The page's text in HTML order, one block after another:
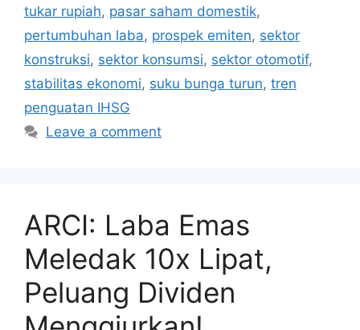
tukar rupiah, pasar saham domestik,
pertumbuhan laba, prospek emiten, sektor
konstruksi, sektor konsumsi, sektor otomotif,
stabilitas ekonomi, suku bunga turun, tren
penguatan IHSG
Leave a comment
ARCI: Laba Emas
Meledak 10x Lipat,
Peluang Dividen